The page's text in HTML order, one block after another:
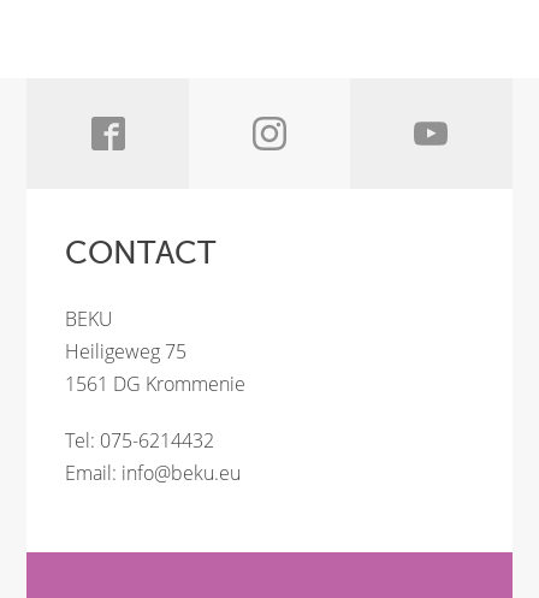
CONTACT
BEKU
Heiligeweg 75
1561 DG Krommenie
Tel: 075-6214432
Email: info@beku.eu